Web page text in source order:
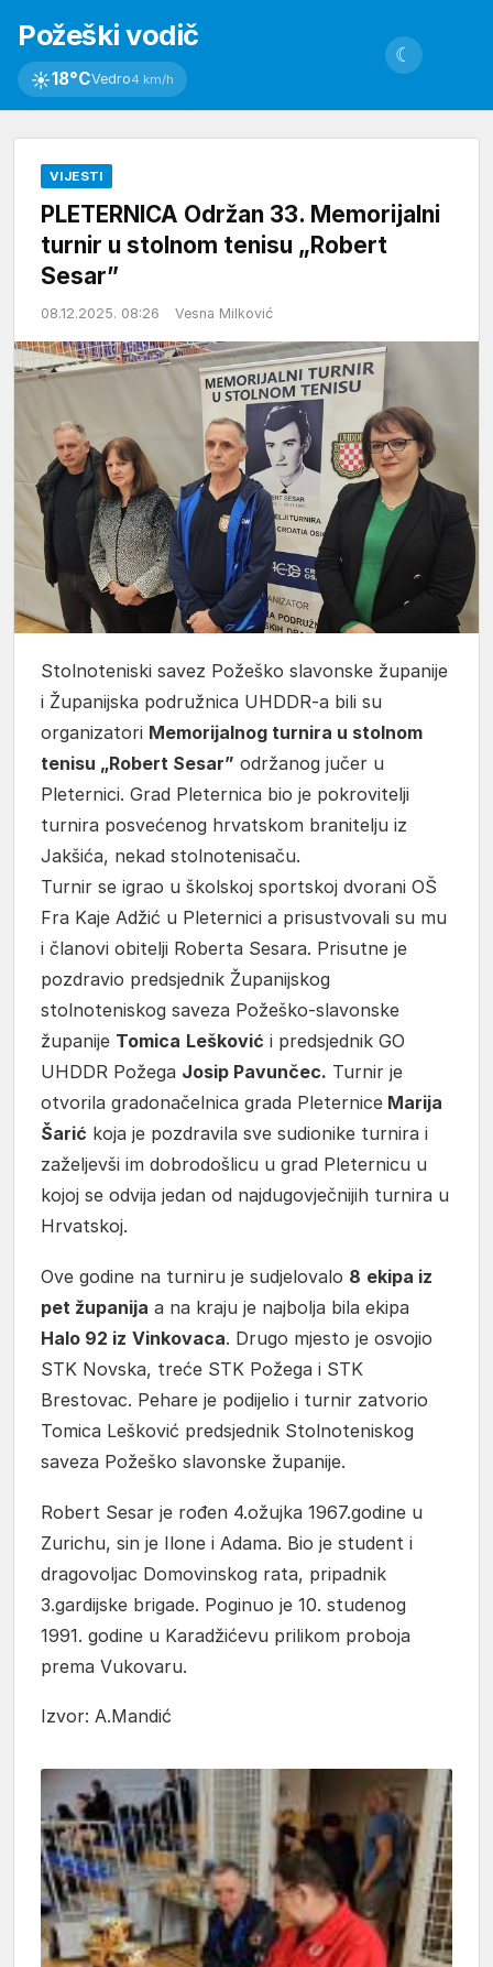
Požeški vodič
☀18°CVedro4 km/h
☾
VIJESTI
PLETERNICA Održan 33. Memorijalni
turnir u stolnom tenisu „Robert
Sesar”
08.12.2025. 08:26 Vesna Milković
Stolnoteniski savez Požeško slavonske županije
i Županijska podružnica UHDDR-a bili su
organizatori Memorijalnog turnira u stolnom
tenisu „Robert Sesar” održanog jučer u
Pleternici. Grad Pleternica bio je pokrovitelji
turnira posvećenog hrvatskom branitelju iz
Jakšića, nekad stolnotenisaču.
Turnir se igrao u školskoj sportskoj dvorani OŠ
Fra Kaje Adžić u Pleternici a prisustvovali su mu
i članovi obitelji Roberta Sesara. Prisutne je
pozdravio predsjednik Županijskog
stolnoteniskog saveza Požeško-slavonske
županije Tomica Lešković i predsjednik GO
UHDDR Požega Josip Pavunčec. Turnir je
otvorila gradonačelnica grada Pleternice Marija
Šarić koja je pozdravila sve sudionike turnira i
zaželjevši im dobrodošlicu u grad Pleternicu u
kojoj se odvija jedan od najdugovječnijih turnira u
Hrvatskoj.
Ove godine na turniru je sudjelovalo 8 ekipa iz
pet županija a na kraju je najbolja bila ekipa
Halo 92 iz Vinkovaca. Drugo mjesto je osvojio
STK Novska, treće STK Požega i STK
Brestovac. Pehare je podijelio i turnir zatvorio
Tomica Lešković predsjednik Stolnoteniskog
saveza Požeško slavonske županije.
Robert Sesar je rođen 4.ožujka 1967.godine u
Zurichu, sin je Ilone i Adama. Bio je student i
dragovoljac Domovinskog rata, pripadnik
3.gardijske brigade. Poginuo je 10. studenog
1991. godine u Karadžićevu prilikom proboja
prema Vukovaru.
Izvor: A.Mandić